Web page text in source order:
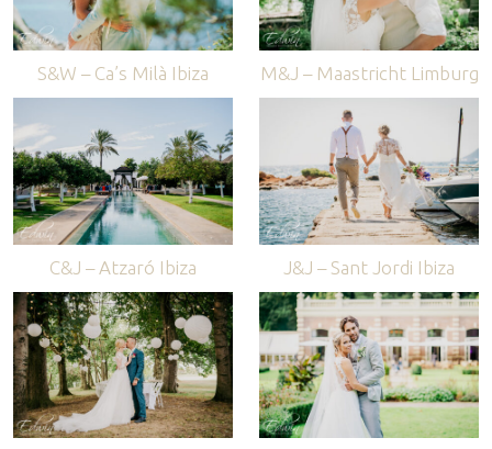
S&W – Ca’s Milà Ibiza M&J – Maastricht Limburg
C&J – Atzaró Ibiza J&J – Sant Jordi Ibiza